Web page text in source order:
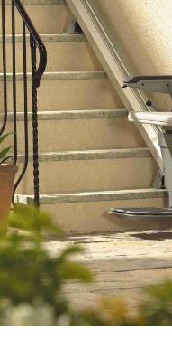
לשימוש , לחצו על
מרובה.